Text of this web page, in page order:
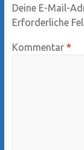
Deine E-Mail-
Erforderliche
Kommentar *